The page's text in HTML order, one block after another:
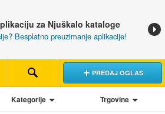
za Njuškalo kataloge
Besplatno preuzimanje aplikacije!
PREDAJ OGLAS
Kategorije Trgovine